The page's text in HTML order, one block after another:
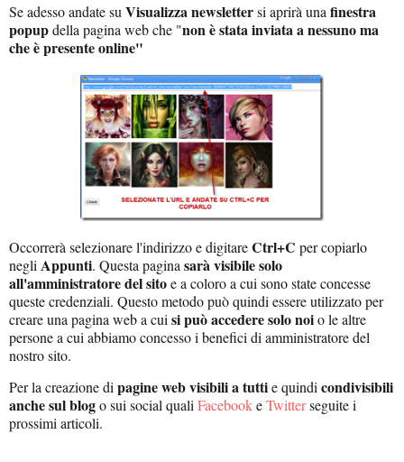
Se adesso andate su Visualizza newslettersi aprirà una finestra
popupdella pagina web che "non è stata inviata a nessuno ma
che è presente online"
Occorrerà selezionare l'indirizzo e digitareCtrl+C per copiarlo
negli Appunti. Questa pagina sarà visibile solo
all'amministratore del sitoe a coloro a cui sono state concesse
queste credenziali. Questo metodo può quindi essere utilizzato per
creare una pagina web a cui si può accedere solo noio le altre
persone a cui abbiamo concesso i benefici di amministratore del
nostro sito.
Per la creazione di pagine web visibili a tuttie quindi condivisibili
anche sul blogo sui social quali FacebookeTwitterseguite i
prossimi articoli.